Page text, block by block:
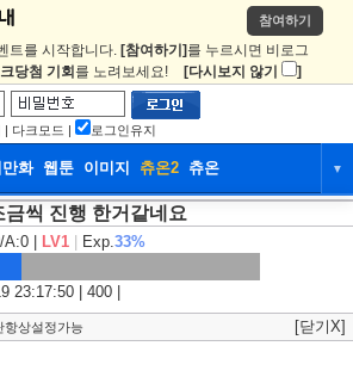
참여하기
트를 시작합니다. [참여하기] 를 누르시면 비로그
당첨 기회 를 노려보세요! [다시보지 않기 ]
| 다크모드 | 로그인유지
화 웹툰 이미지 츄온2 츄온 ▼
뉴스 커뮤니티
이미지 츄온2
씩 진행 한거같네요
A:0 | LV1 Exp.33%
23:17:50 | 400 |
항상설정가능 [닫기X]